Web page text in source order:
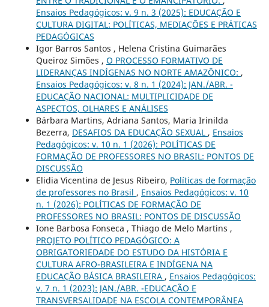
Ensaios Pedagógicos: v. 9 n. 3 (2025): EDUCAÇÃO E
CULTURA DIGITAL: POLÍTICAS, MEDIAÇÕES E PRÁTICAS
PEDAGÓGICAS
Igor Barros Santos , Helena Cristina Guimarães
Queiroz Simões , O PROCESSO FORMATIVO DE
LIDERANÇAS INDÍGENAS NO NORTE AMAZÔNICO: ,
Ensaios Pedagógicos: v. 8 n. 1 (2024): JAN./ABR. -
EDUCAÇÃO NACIONAL: MULTIPLICIDADE DE
ASPECTOS, OLHARES E ANÁLISES
Bárbara Martins, Adriana Santos, Maria Irinilda
Bezerra, DESAFIOS DA EDUCAÇÃO SEXUAL , Ensaios
Pedagógicos: v. 10 n. 1 (2026): POLÍTICAS DE
FORMAÇÃO DE PROFESSORES NO BRASIL: PONTOS DE
DISCUSSÃO
Elidia Vicentina de Jesus Ribeiro, Políticas de formação
de professores no Brasil , Ensaios Pedagógicos: v. 10
n. 1 (2026): POLÍTICAS DE FORMAÇÃO DE
PROFESSORES NO BRASIL: PONTOS DE DISCUSSÃO
Ione Barbosa Fonseca , Thiago de Melo Martins ,
PROJETO POLÍTICO PEDAGÓGICO: A
OBRIGATORIEDADE DO ESTUDO DA HISTÓRIA E
CULTURA AFRO-BRASILEIRA E INDÍGENA NA
EDUCAÇÃO BÁSICA BRASILEIRA , Ensaios Pedagógicos:
v. 7 n. 1 (2023): JAN./ABR. -EDUCAÇÃO E
TRANSVERSALIDADE NA ESCOLA CONTEMPORÂNEA